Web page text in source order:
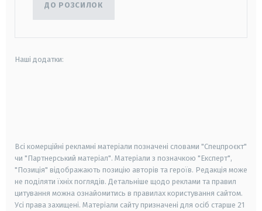
ДО РОЗСИЛОК
Наші додатки:
Всі комерційні рекламні матеріали позначені словами "Спецпроєкт"
чи "Партнерський матеріал". Матеріали з позначкою "Експерт",
"Позиція" відображають позицію авторів та героїв. Редакція може
не поділяти їхніх поглядів. Детальніше щодо реклами та правил
цитування можна ознайомитись в правилах користування сайтом.
Усі права захищені. Матеріали сайту призначені для осіб старше 21